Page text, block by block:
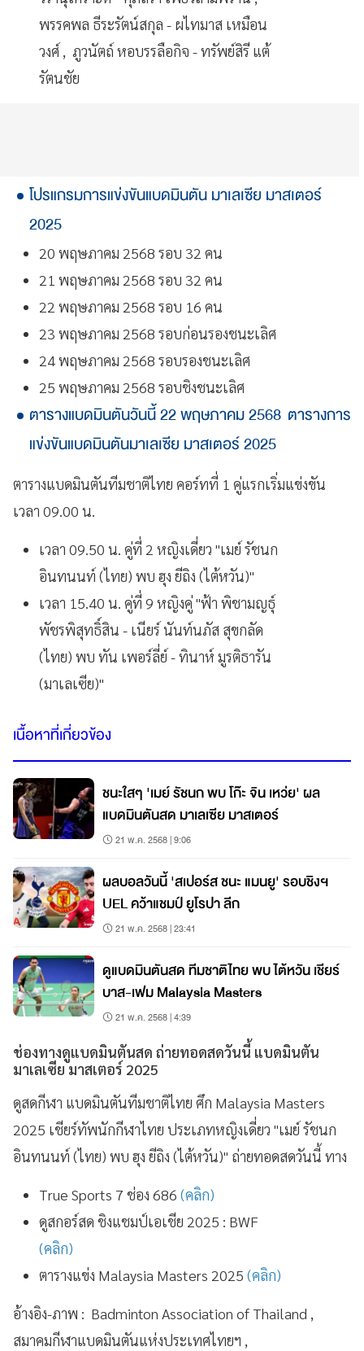
พรรคพล ธีระรัตน์สกุล - ผไทมาส เหมือน
วงศ์ , ภูวนัตถ์ หอบรรลือกิจ - ทรัพย์สิรี แต้
รัตนชัย
โปรแกรมการแข่งขันแบดมินตัน มาเลเซีย มาสเตอร์
2025
20 พฤษภาคม 2568 รอบ 32 คน
21 พฤษภาคม 2568 รอบ 32 คน
22 พฤษภาคม 2568 รอบ 16 คน
23 พฤษภาคม 2568 รอบก่อนรองชนะเลิศ
24 พฤษภาคม 2568 รอบรองชนะเลิศ
25 พฤษภาคม 2568 รอบชิงชนะเลิศ
ตารางแบดมินตันวันนี้ 22 พฤษภาคม 2568 ตารางการ
แข่งขันแบดมินตันมาเลเซีย มาสเตอร์ 2025
ตารางแบดมินตันทีมชาติไทย คอร์ทที่ 1 คู่แรกเริ่มแข่งขัน
เวลา 09.00 น.
เวลา 09.50 น. คู่ที่ 2 หญิงเดี่ยว "เมย์ รัชนก
อินทนนท์ (ไทย) พบ ฮุง ยีถิง (ไต้หวัน)"
เวลา 15.40 น. คู่ที่ 9 หญิงคู่ "ฟ้า พิชามญธุ์
พัชรพิสุทธิ์สิน - เนียร์ นันท์นภัส สุขกลัด
(ไทย) พบ ทัน เพอร์ลี่ย์ - ทินาห์ มูรติธารัน
(มาเลเซีย)"
เนื้อหาที่เกี่ยวข้อง
ชนะใสๆ 'เมย์ รัชนก พบ โก๊ะ จิน เหว่ย' ผล
แบดมินตันสด มาเลเซีย มาสเตอร์
21 พ.ค. 2568 | 9:06
ผลบอลวันนี้ 'สเปอร์ส ชนะ แมนยู' รอบชิงฯ
UEL คว้าแชมป์ ยูโรปา ลีก
21 พ.ค. 2568 | 23:41
ดูแบดมินตันสด ทีมชาติไทย พบ ไต้หวัน เชียร์
บาส-เฟม Malaysia Masters
21 พ.ค. 2568 | 4:39
ช่องทางดูแบดมินตันสด ถ่ายทอดสดวันนี้ แบดมินตัน
มาเลเซีย มาสเตอร์ 2025
ดูสดกีฬา แบดมินตันทีมชาติไทย ศึก Malaysia Masters
2025 เชียร์ทัพนักกีฬาไทย ประเภทหญิงเดี่ยว "เมย์ รัชนก
อินทนนท์ (ไทย) พบ ฮุง ยีถิง (ไต้หวัน)" ถ่ายทอดสดวันนี้ ทาง
True Sports 7 ช่อง 686 (คลิก)
ดูสกอร์สด ชิงแชมป์เอเชีย 2025 : BWF
(คลิก)
ตารางแข่ง Malaysia Masters 2025 (คลิก)
อ้างอิง-ภาพ : Badminton Association of Thailand ,
สมาคมกีฬาแบดมินตันแห่งประเทศไทยฯ ,